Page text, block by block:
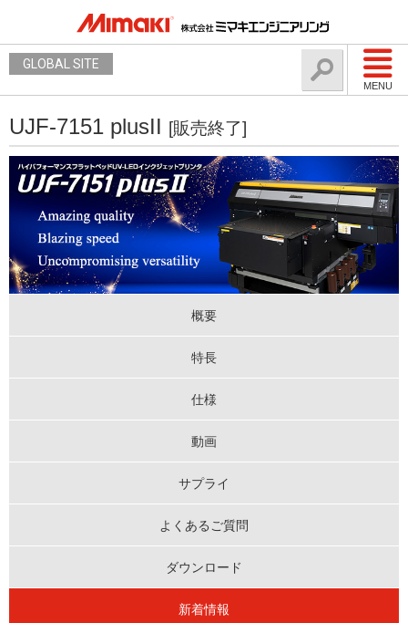
MENU
GLOBAL SITE
UJF-7151 plusII [販売終了]
概要
特長
仕様
動画
サプライ
よくあるご質問
ダウンロード
新着情報